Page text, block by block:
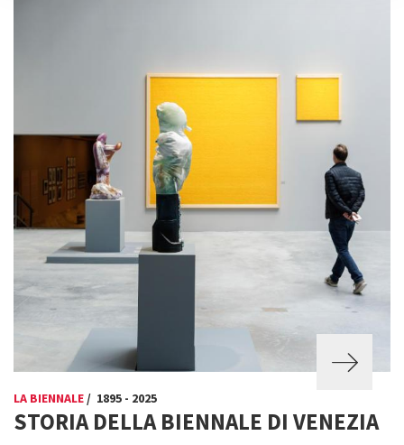
LA BIENNALE / 1895 - 2025
STORIA DELLA BIENNALE DI VENEZIA